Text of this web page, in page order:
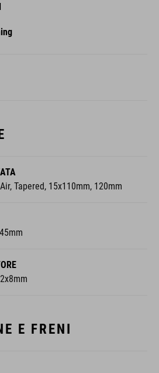
Tapered, 15x110mm, 120mm
E FRENI